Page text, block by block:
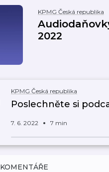
KPMG Česká republika
Audiodaňovky –
2022
KPMG Česká republika
Poslechněte si
7. 6. 2022 7 min
KOMENTÁŘE